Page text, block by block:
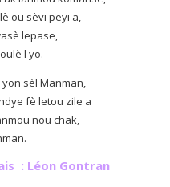
ou sèvi peyi a,
lepase,
l yo.
sèl Manman,
fè letou zile a
nou chak,
: Léon Gontran